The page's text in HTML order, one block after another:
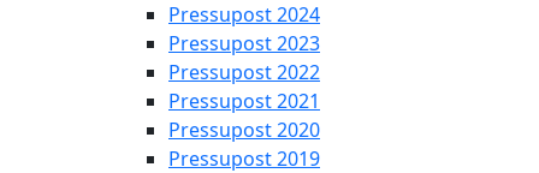
Pressupost 2024
Pressupost 2023
Pressupost 2022
Pressupost 2021
Pressupost 2020
Pressupost 2019